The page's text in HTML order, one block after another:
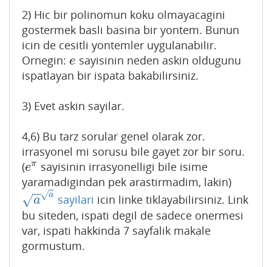
2) Hic bir polinomun koku olmayacagini
gostermek basli basina bir yontem. Bunun
icin de cesitli yontemler uygulanabilir.
Ornegin: e
e sayisinin neden askin oldugunu
ispatlayan bir ispata bakabilirsiniz.
3) Evet askin sayilar.
4,6) Bu tarz sorular genel olarak zor.
irrasyonel mi sorusu bile gayet zor bir soru.
(eπ
eπ sayisinin irrasyonelligi bile isime
yaramadigindan pek arastirmadim, lakin)
a
−
−
√ a
√
aa sayilari icin linke tiklayabilirsiniz. Link
bu siteden, ispati degil de sadece onermesi
var, ispati hakkinda 7 sayfalik makale
gormustum.